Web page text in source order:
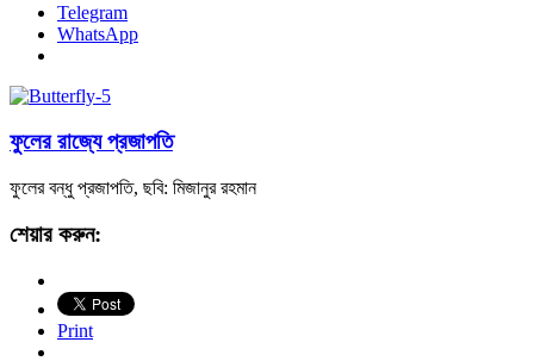
Telegram
WhatsApp
ফুলের রাজ্যে প্রজাপতি
ফুলের বন্ধু প্রজাপতি, ছবি: মিজানুর রহমান
শেয়ার করুন:
Print